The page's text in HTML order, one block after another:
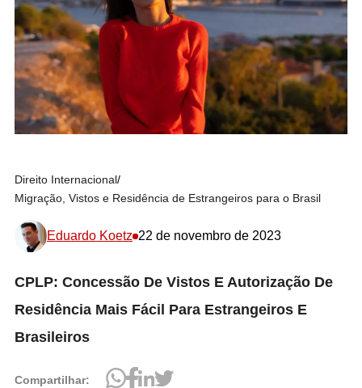
Direito Internacional/
Migração, Vistos e Residência de Estrangeiros para o Brasil
Eduardo Koetz 22 de novembro de 2023
CPLP: Concessão De Vistos E Autorização De
Residência Mais Fácil Para Estrangeiros E
Brasileiros
Compartilhar: